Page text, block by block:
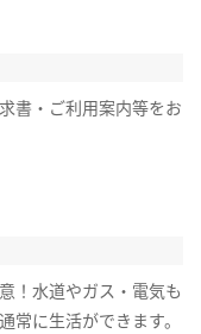
書・ご利用案内等をお
！水道やガス・電気も
常に生活ができます。